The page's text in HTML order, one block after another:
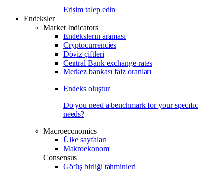
Erişim talep edin
Endeksler
Market Indicators
Endekslerin araması
Cryptocurrencies
Döviz çiftleri
Central Bank exchange rates
Merkez bankası faiz oranları
Endeks oluştur
Do you need a benchmark for your specific
needs?
Macroeconomics
Ülke sayfaları
Makroekonomi
Consensus
Görüş birliği tahminleri